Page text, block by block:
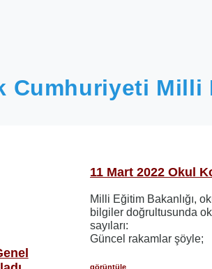
Cumhuriyeti Milli
11 Mart 2022 Okul
Milli Eğitim Bakanlığı,
bilgiler doğrultusunda
sayıları:
Güncel rakamlar şöyle;
görüntüle